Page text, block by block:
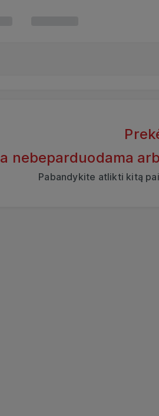
nebeparduodama
Pabandykite atlikti kitą